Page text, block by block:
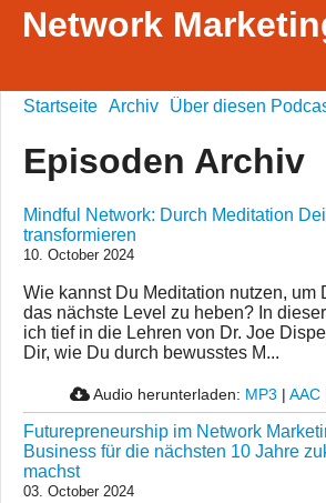
Network
Startseite Archiv Über diesen
Episoden Archiv
Mindful Network: Durch Meditation
transformieren
10. October 2024
Wie kannst Du Meditation nutzen, um
das nächste Level zu heben? In
ich tief in die Lehren von Dr. Joe
Dir, wie Du durch bewusstes M...
Audio herunterladen: MP3 | AAC
Futurepreneurship im Network
Business für die nächsten 10 Jahre
machst
03. October 2024